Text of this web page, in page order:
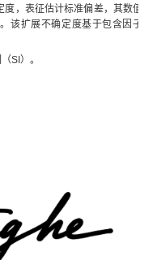
，表征估计标准偏差，其数值
该扩展不确定度基于包含因子
SI）。